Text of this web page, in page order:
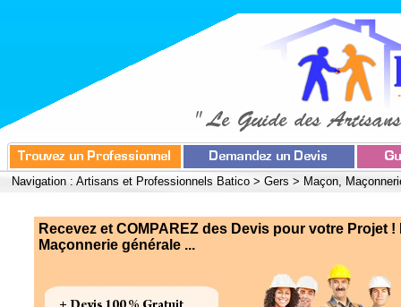
Navigation : Artisans et Professionnels Batico > Gers > Maçon,
Recevez et COMPAREZ des Devis pour votre Projet !
Maçonnerie générale ...